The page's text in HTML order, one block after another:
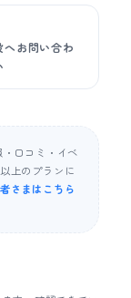
へお問い合わ
口コミ・イベ
上のプランに
さまはこちら